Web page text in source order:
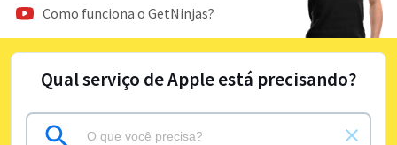
Como funciona o GetNinjas?
Qual serviço de Apple está precisando?